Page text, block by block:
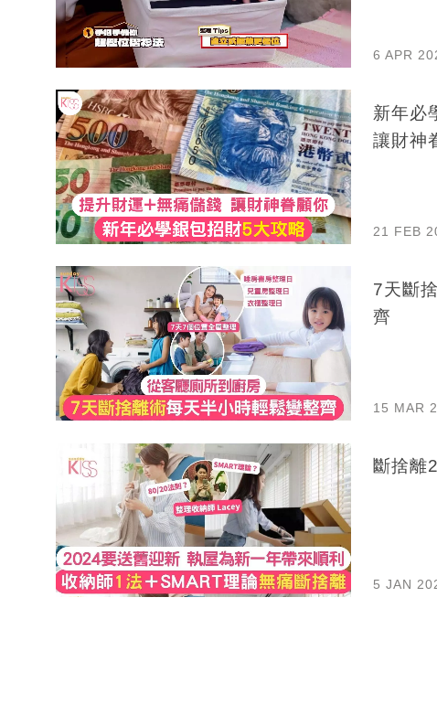
6 APR
新年必
讓財神
21 FEB
7天斷
齊
15 MAR
斷捨離
5 JAN